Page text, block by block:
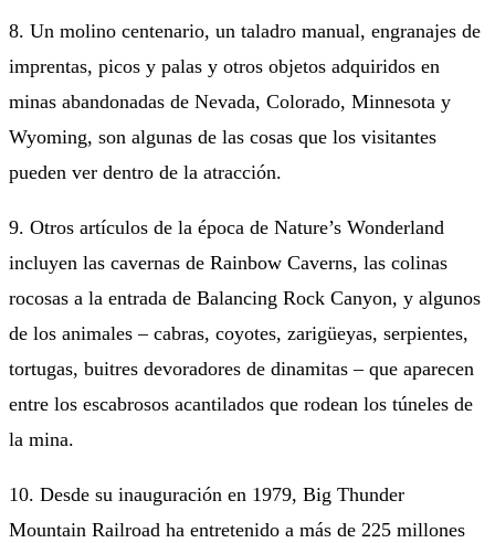
8. Un molino centenario, un taladro manual, engranajes de
imprentas, picos y palas y otros objetos adquiridos en
minas abandonadas de Nevada, Colorado, Minnesota y
Wyoming, son algunas de las cosas que los visitantes
pueden ver dentro de la atracción.
9. Otros artículos de la época de Nature’s Wonderland
incluyen las cavernas de Rainbow Caverns, las colinas
rocosas a la entrada de Balancing Rock Canyon, y algunos
de los animales – cabras, coyotes, zarigüeyas, serpientes,
tortugas, buitres devoradores de dinamitas – que aparecen
entre los escabrosos acantilados que rodean los túneles de
la mina.
10. Desde su inauguración en 1979, Big Thunder
Mountain Railroad ha entretenido a más de 225 millones